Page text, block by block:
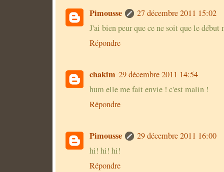
Pimousse
27 décembre 2011 15:02
J'ai bien peur que ce ne soit que le
Répondre
chakim 29 décembre 2011 14:54
hum elle me fait envie ! c'est malin !
Répondre
Pimousse
29 décembre 2011 16:00
hi! hi! hi!
Répondre